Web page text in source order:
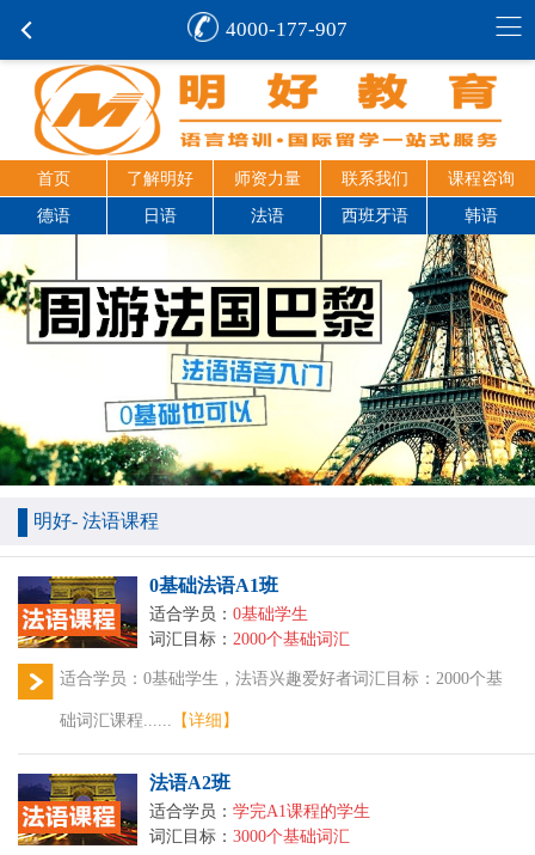
4000-177-907
首页 了解明好 师资力量 联系我们 课程咨询
德语 日语 法语 西班牙语 韩语
明好- 法语课程
0基础法语A1班
适合学员： 0基础学生
词汇目标： 2000个基础词汇
适合学员：0基础学生，法语兴趣爱好者词汇目标：2000个基
础词汇课程...... 【详细】
法语A2班
适合学员： 学完A1课程的学生
词汇目标： 3000个基础词汇